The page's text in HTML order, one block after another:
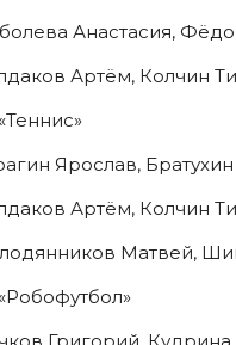
Анастасия,
Артём, Колчин
Ярослав,
Артём, Колчин
Матвей,